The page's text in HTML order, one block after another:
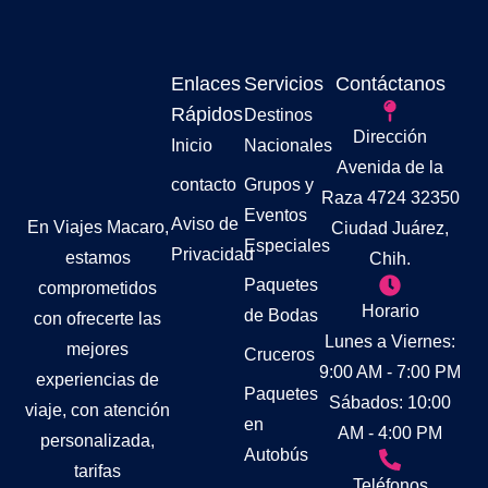
En Viajes Macaro,
estamos
comprometidos
con ofrecerte las
mejores
experiencias de
viaje, con atención
personalizada,
tarifas
Servicios
Destinos
Nacionales
Grupos y
Eventos
Especiales
Paquetes
de Bodas
Cruceros
Paquetes
en
Autobús
Enlaces
Rápidos
Inicio
contacto
Aviso de
Privacidad
Contáctanos
Dirección
Avenida de la
Raza 4724 32350
Ciudad Juárez,
Chih.
Horario
Lunes a Viernes:
9:00 AM - 7:00 PM
Sábados: 10:00
AM - 4:00 PM